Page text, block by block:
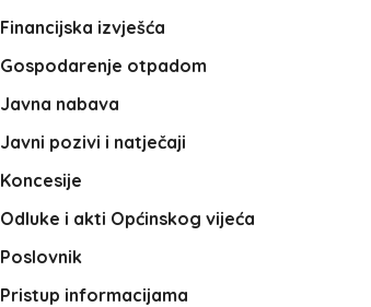
Financijska izvješća
Gospodarenje otpadom
Javna nabava
Javni pozivi i natječaji
Koncesije
Odluke i akti Općinskog vijeća
Poslovnik
Pristup informacijama